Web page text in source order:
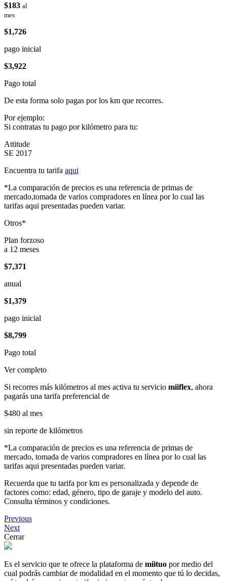
$183 al
mes
$1,726
pago inicial
$3,922
Pago total
De esta forma solo pagas por los km que recorres.
Por ejemplo:
Si contratas tu pago por kilómetro para tu:
Attitude
SE 2017
Encuentra tu tarifa aqui
*La comparación de precios es una referencia de primas de
mercado,tomada de varios compradores en línea por lo cual las
tarifas aqui presentadas pueden variar.
Otros*
Plan forzoso
a 12 meses
$7,371
anual
$1,379
pago inicial
$8,799
Pago total
Ver completo
Si recorres más kilómetros al mes activa tu servicio miiflex, ahora
pagarás una tarifa preferencial de
$480 al mes
sin reporte de kilómetros
*La comparación de precios es una referencia de primas de
mercado, tomada de varios compradores en línea por lo cual las
tarifas aqui presentadas pueden variar.
Recuerda que tu tarifa por km es personalizada y depende de
factores como: edad, género, tipo de garaje y modelo del auto.
Consulta términos y condiciones.
Previous
Next
Cerrar
Es el servicio que te ofrece la plataforma de miituo por medio del
cual podrás cambiar de modalidad en el momento que tú lo decidas,